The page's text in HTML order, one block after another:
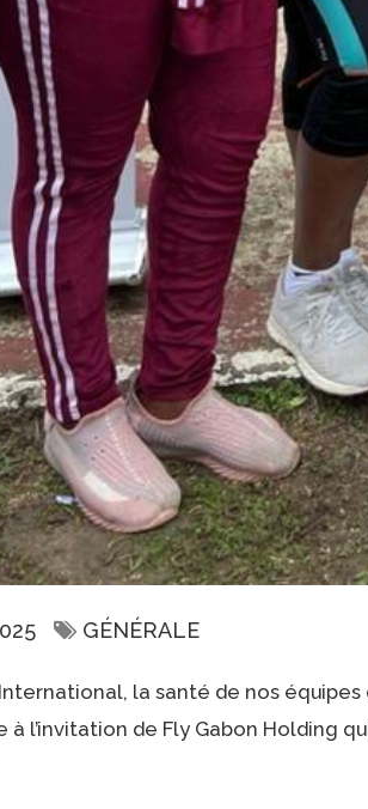
GÉNÉRALE
International, la santé de nos
à l’invitation de Fly Gabon Holding